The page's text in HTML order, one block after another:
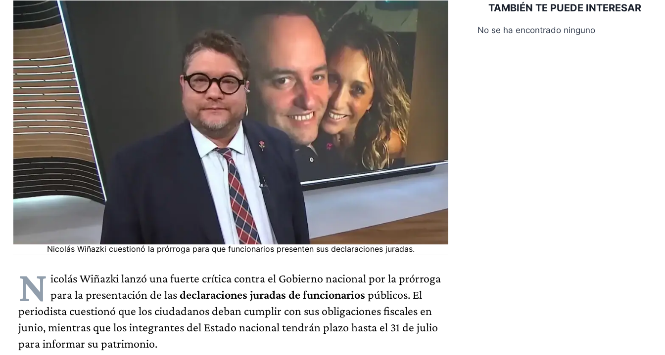
Nicolás Wiñazki cuestionó la prórroga para que funcionarios presenten sus declaraciones juradas.
N icolás Wiñazki lanzó una fuerte crítica contra el Gobierno nacional por la prórroga
para la presentación de lasdeclaraciones juradas de funcionarios públicos. El
periodista cuestionó que los ciudadanos deban cumplir con sus obligaciones fiscales en
junio, mientras que los integrantes del Estado nacional tendrán plazo hasta el 31 de julio
para informar su patrimonio.
TAMBIÉN TE PUEDE INTERESAR
No se ha encontrado ninguno